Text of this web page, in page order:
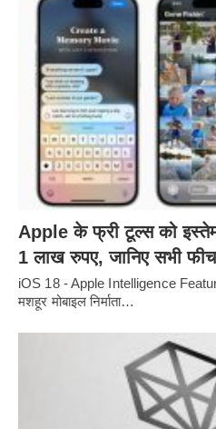
Apple के फ्री टूल्स को
1 लाख रुपए, जानिए सभी
iOS 18 - Apple Intelligence
मशहूर मोबाइल निर्माता…